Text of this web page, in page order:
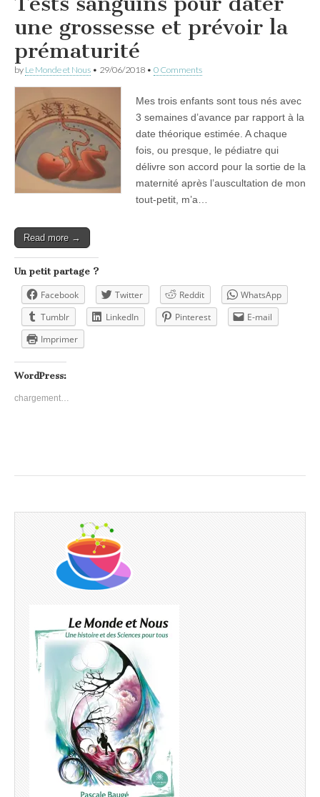
une grossesse et prévoir la
prématurité
by Le Monde et Nous • 29/06/2018 • 0 Comments
Mes trois enfants sont tous nés avec
3 semaines d’avance par rapport à la
date théorique estimée. A chaque
fois, ou presque, le pédiatre qui
délivre son accord pour la sortie de la
maternité après l’auscultation de mon
tout-petit, m’a…
Read more →
Un petit partage ?
Facebook Twitter Reddit
WhatsApp
Tumblr
LinkedIn Pinterest
E-mail
Imprimer
WordPress:
chargement…